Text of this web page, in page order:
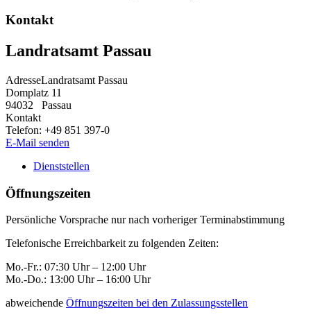
Kontakt
Landratsamt Passau
AdresseLandratsamt Passau
Domplatz 11
94032
Passau
Kontakt
Telefon: +49 851 397-0
E-Mail senden
Dienststellen
Öffnungszeiten
Persönliche Vorsprache nur nach vorheriger Terminabstimmung
Telefonische Erreichbarkeit zu folgenden Zeiten:
Mo.-Fr.: 07:30 Uhr – 12:00 Uhr
Mo.-Do.: 13:00 Uhr – 16:00 Uhr
abweichende Öffnungszeiten bei den Zulassungsstellen